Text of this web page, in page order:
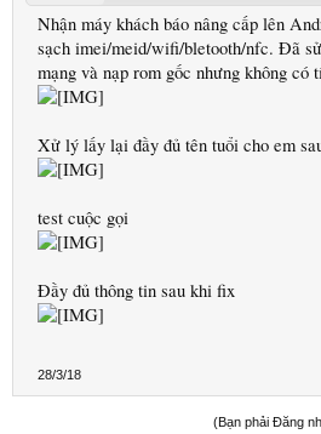
Nhận máy khách báo nâng cấp lên
sạch imei/meid/wifi/bletooth/nfc. Đã
mạng và nạp rom gốc nhưng không có
Xử lý lấy lại đầy đủ tên tuổi cho em
test cuộc gọi
Đầy đủ thông tin sau khi fix
28/3/18
(Bạn phải Đăng